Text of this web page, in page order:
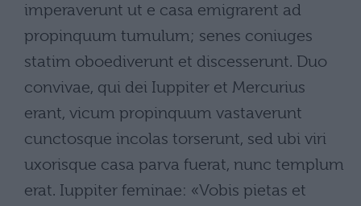
imperaverunt ut e casa emigrarent ad
propinquum tumulum; senes coniuges
statim oboediverunt et discesserunt. Duo
convivae, qui dei Iuppiter et Mercurius
erant, vicum propinquum vastaverunt
cunctosque incolas torserunt, sed ubi viri
uxorisque casa parva fuerat, nunc templum
erat. Iuppiter feminae: «Vobis pietas et